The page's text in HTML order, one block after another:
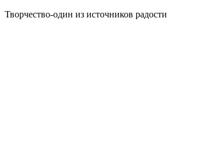
Творчество-один из источников радости